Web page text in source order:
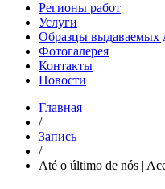
Регионы работ
Услуги
Образцы выдаваемых
Фотогалерея
Контакты
Новости
Главная
/
Запись
/
Até o último de nós |